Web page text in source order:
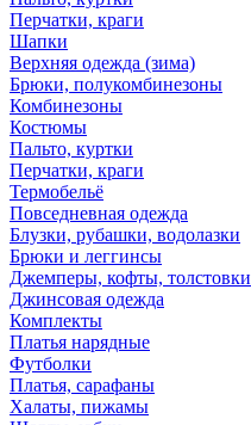
Перчатки, краги
Шапки
Верхняя одежда (зима)
Брюки, полукомбинезоны
Комбинезоны
Костюмы
Пальто, куртки
Перчатки, краги
Термобельё
Повседневная одежда
Блузки, рубашки, водолазки
Брюки и леггинсы
Джемперы, кофты, толстовки
Джинсовая одежда
Комплекты
Платья нарядные
Футболки
Платья, сарафаны
Халаты, пижамы